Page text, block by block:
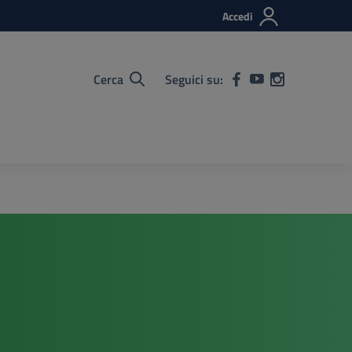
Accedi
Cerca Seguici su: